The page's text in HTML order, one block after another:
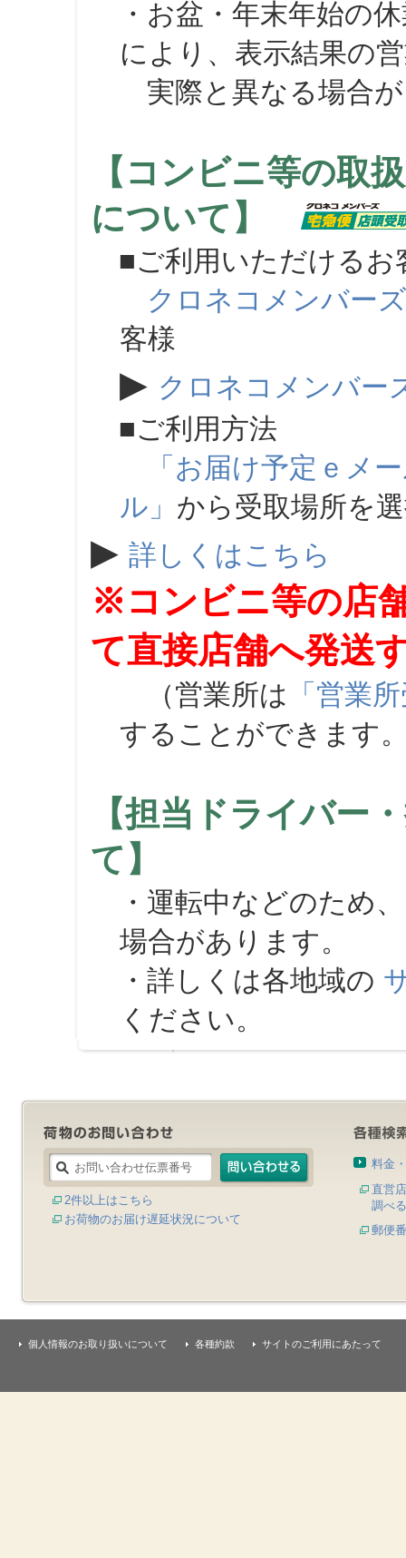
・お盆・年末年始の
により、表示結果の
実際と異なる場合が
【コンビニ等の取
について】
■ご利用いただけるお
クロネコメンバーズ
客様
▶ クロネコメンバー
■ご利用方法
「お届け予定ｅメ
ル」 から受取場所を
▶ 詳しくはこちら
※コンビニ等の店
て直接店舗へ発送
（営業所は 「営業
することができます
【担当ドライバー
て】
・運転中などのため
場合があります。
・詳しくは各地域の
ください。
2件以上はこちら
お荷物のお届け遅延状況について
料金
直営
調べる
郵便
個人情報のお取り扱いについて 各種約款 サイトのご利用にあたって